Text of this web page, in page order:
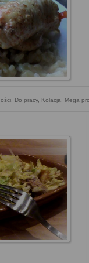
, Do pracy, Kolacja, Mega